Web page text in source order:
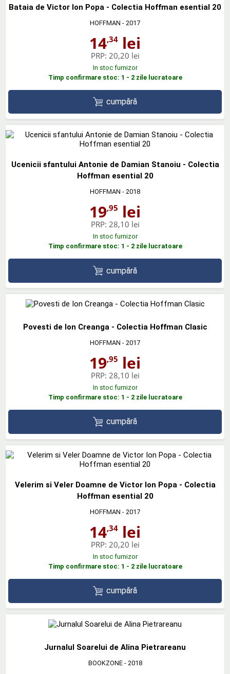
Bataia de Victor Ion Popa - Colectia Hoffman esential 20
HOFFMAN - 2017
14,34 lei
PRP: 20,20 lei
In stoc furnizor
Timp confirmare stoc: 1 - 2 zile lucratoare
cumpără
Ucenicii sfantului Antonie de Damian Stanoiu - Colectia
Hoffman esential 20
HOFFMAN - 2018
19,95 lei
PRP: 28,10 lei
In stoc furnizor
Timp confirmare stoc: 1 - 2 zile lucratoare
cumpără
Povesti de Ion Creanga - Colectia Hoffman Clasic
HOFFMAN - 2017
19,95 lei
PRP: 28,10 lei
In stoc furnizor
Timp confirmare stoc: 1 - 2 zile lucratoare
cumpără
Velerim si Veler Doamne de Victor Ion Popa - Colectia
Hoffman esential 20
HOFFMAN - 2017
14,34 lei
PRP: 20,20 lei
In stoc furnizor
Timp confirmare stoc: 1 - 2 zile lucratoare
cumpără
Jurnalul Soarelui de Alina Pietrareanu
BOOKZONE- 2018